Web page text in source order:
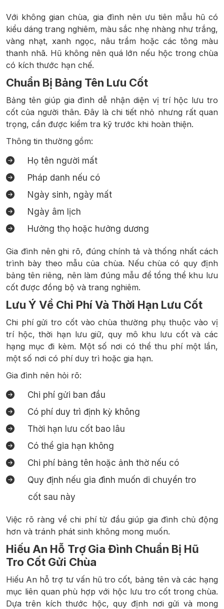
Với không gian chùa, gia đình nên ưu tiên mẫu hũ có
kiểu dáng trang nghiêm, màu sắc nhẹ nhàng như trắng,
vàng nhạt, xanh ngọc, nâu trầm hoặc các tông màu
thanh nhã. Hũ không nên quá lớn nếu hộc trong chùa
có kích thước hạn chế.
Chuẩn Bị Bảng Tên Lưu Cốt
Bảng tên giúp gia đình dễ nhận diện vị trí hộc lưu tro
cốt của người thân. Đây là chi tiết nhỏ nhưng rất quan
trọng, cần được kiểm tra kỹ trước khi hoàn thiện.
Thông tin thường gồm:
Họ tên người mất
Pháp danh nếu có
Ngày sinh, ngày mất
Ngày âm lịch
Hưởng thọ hoặc hưởng dương
Gia đình nên ghi rõ, đúng chính tả và thống nhất cách
trình bày theo mẫu của chùa. Nếu chùa có quy định
bảng tên riêng, nên làm đúng mẫu để tổng thể khu lưu
cốt được đồng bộ và trang nghiêm.
Lưu Ý Về Chi Phí Và Thời Hạn Lưu Cốt
Chi phí gửi tro cốt vào chùa thường phụ thuộc vào vị
trí hộc, thời hạn lưu giữ, quy mô khu lưu cốt và các
hạng mục đi kèm. Một số nơi có thể thu phí một lần,
một số nơi có phí duy trì hoặc gia hạn.
Gia đình nên hỏi rõ:
Chi phí gửi ban đầu
Có phí duy trì định kỳ không
Thời hạn lưu cốt bao lâu
Có thể gia hạn không
Chi phí bảng tên hoặc ảnh thờ nếu có
Quy định nếu gia đình muốn di chuyển tro
cốt sau này
Việc rõ ràng về chi phí từ đầu giúp gia đình chủ động
hơn và tránh phát sinh không mong muốn.
Hiếu An Hỗ Trợ Gia Đình Chuẩn Bị Hũ
Tro Cốt Gửi Chùa
Hiếu An hỗ trợ tư vấn hũ tro cốt, bảng tên và các hạng
mục liên quan phù hợp với hộc lưu tro cốt trong chùa.
Dựa trên kích thước hộc, quy định nơi gửi và mong